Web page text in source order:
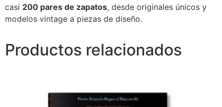
casi 200 pares de zapatos, desde originales únicos y
modelos vintage a piezas de diseño.
Productos relacionados